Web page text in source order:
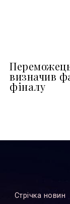
визначив
фіналу
Стрiчка новин